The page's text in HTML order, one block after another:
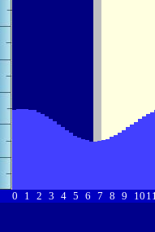
0 1 2 3 4 5 6 7 8 9 10